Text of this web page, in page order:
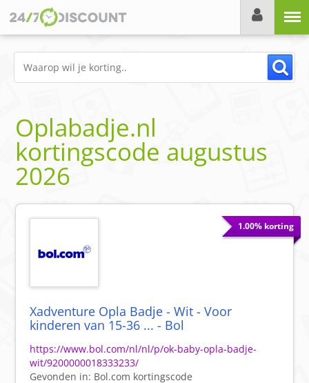
Oplabadje.nl
kortingscode augustus
2026
1.00% korting
Xadventure Opla Badje - Wit - Voor
kinderen van 15-36 ... - Bol
https://www.bol.com/nl/nl/p/ok-baby-opla-badje-
wit/9200000018333233/
Gevonden in: Bol.com kortingscode